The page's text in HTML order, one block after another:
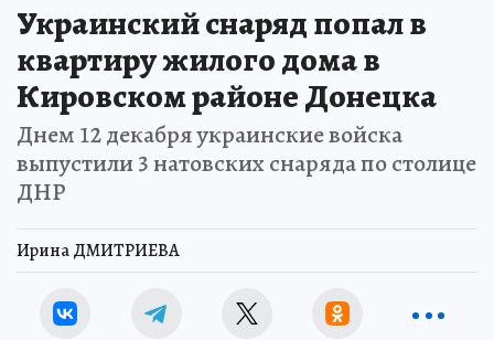
Украинский снаряд попал в
квартиру жилого дома в
Кировском районе Донецка
Днем 12 декабря украинские войска
выпустили 3 натовских снаряда по столице
ДНР
Ирина ДМИТРИЕВА